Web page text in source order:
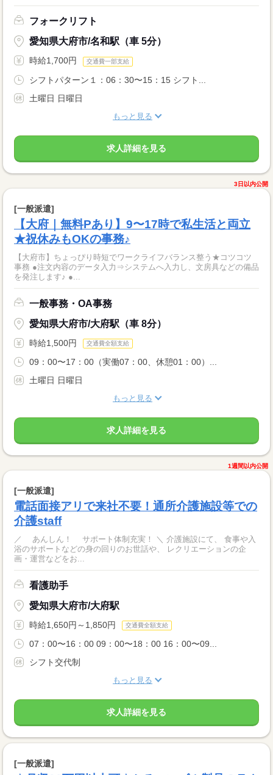
フォークリフト
愛知県大府市/名和駅（車 5分）
時給1,700円 交通費一部支給
シフトパターン１：06：30〜15：15 シフト...
土曜日 日曜日
もっと見る
求人詳細を見る
3日以内公開
[一般派遣]
【大府｜無料Pあり】9〜17時で私生活と両立
★祝休みもOKの事務♪
【大府市】ちょっぴり時短でワークライフバランス整う★コツコツ
事務 ●注文内容のデータ入力⇒システムへ入力し、文房具などの備品
を発注します♪ ●...
一般事務・OA事務
愛知県大府市/大府駅（車 8分）
時給1,500円 交通費全額支給
09：00〜17：00（実働07：00、休憩01：00）...
土曜日 日曜日
もっと見る
求人詳細を見る
1週間以内公開
[一般派遣]
電話面接アリで来社不要！通所介護施設等での
介護staff
／ あんしん！ サポート体制充実！ ＼ 介護施設にて、 食事や入
浴のサポートなどの身の回りのお世話や、 レクリエーションの企
画・運営などをお...
看護助手
愛知県大府市/大府駅
時給1,650円～1,850円 交通費全額支給
07：00〜16：00 09：00〜18：00 16：00〜09...
シフト交代制
もっと見る
求人詳細を見る
[一般派遣]